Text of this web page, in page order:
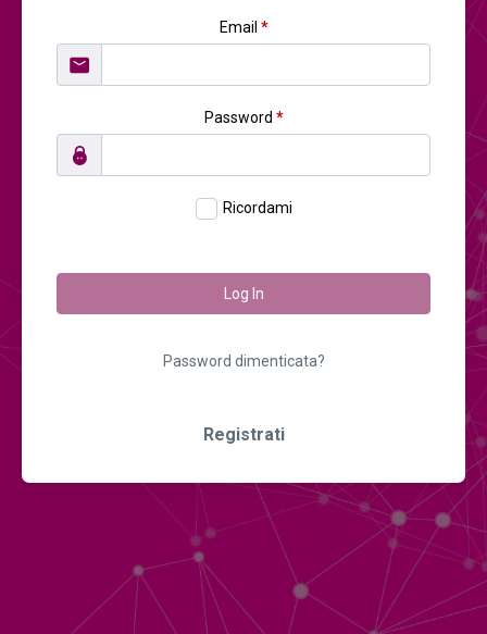
Email *
Password *
Ricordami
Log In
Password dimenticata?
Registrati